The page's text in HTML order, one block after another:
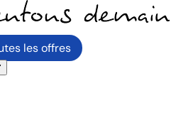
les offres
MULTIMODALE /